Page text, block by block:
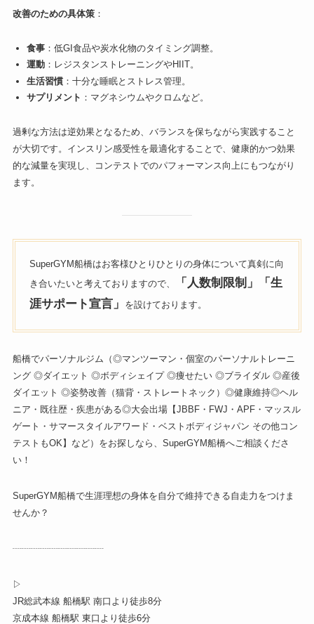
改善のための具体策：
食事 ：低GI食品や炭水化物のタイミング調整。
運動 ：レジスタンストレーニングやHIIT。
生活習慣 ：十分な睡眠とストレス管理。
サプリメント ：マグネシウムやクロムなど。
過剰な方法は逆効果となるため、バランスを保ちながら実践すること
が大切です。インスリン感受性を最適化することで、健康的かつ効果
的な減量を実現し、コンテストでのパフォーマンス向上にもつながり
ます。
SuperGYM船橋はお客様ひとりひとりの身体について真剣に向
き合いたいと考えておりますので、
「人数制限制」「生
涯サポート宣言」
を設けております。
船橋でパーソナルジム（◎マンツーマン・個室のパーソナルトレーニ
ング ◎ダイエット ◎ボディシェイプ ◎痩せたい ◎ブライダル ◎産後
ダイエット ◎姿勢改善（猫背・ストレートネック）◎健康維持◎ヘル
ニア・既往歴・疾患がある◎大会出場【JBBF・FWJ・APF・マッスル
ゲート・サマースタイルアワード・ベストボディジャパン その他コン
テストもOK】など）をお探しなら、SuperGYM船橋へご相談くださ
い！
SuperGYM船橋で生涯理想の身体を自分で維持できる自走力をつけま
せんか？
┈┈┈┈┈┈┈┈┈┈
▷
JR総武本線 船橋駅 南口より徒歩8分
京成本線 船橋駅 東口より徒歩6分